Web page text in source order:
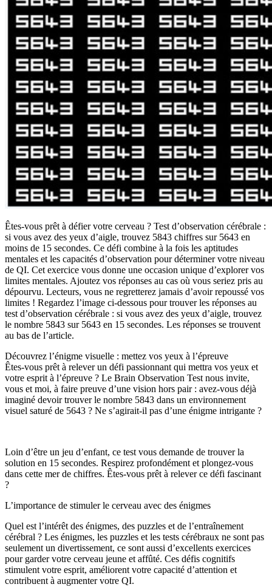
Êtes-vous prêt à défier votre cerveau ? Test d’observation cérébrale :
si vous avez des yeux d’aigle, trouvez 5843 chiffres sur 5643 en
moins de 15 secondes. Ce défi combine à la fois les aptitudes
mentales et les capacités d’observation pour déterminer votre niveau
de QI. Cet exercice vous donne une occasion unique d’explorer vos
limites mentales. Ajoutez vos réponses au cas où vous seriez pris au
dépourvu. Lecteurs, vous ne regretterez jamais d’avoir repoussé vos
limites ! Regardez l’image ci-dessous pour trouver les réponses au
test d’observation cérébrale : si vous avez des yeux d’aigle, trouvez
le nombre 5843 sur 5643 en 15 secondes. Les réponses se trouvent
au bas de l’article.
Découvrez l’énigme visuelle : mettez vos yeux à l’épreuve
Êtes-vous prêt à relever un défi passionnant qui mettra vos yeux et
votre esprit à l’épreuve ? Le Brain Observation Test nous invite,
vous et moi, à faire preuve d’une vision hors pair : avez-vous déjà
imaginé devoir trouver le nombre 5843 dans un environnement
visuel saturé de 5643 ? Ne s’agirait-il pas d’une énigme intrigante ?
Loin d’être un jeu d’enfant, ce test vous demande de trouver la
solution en 15 secondes. Respirez profondément et plongez-vous
dans cette mer de chiffres. Êtes-vous prêt à relever ce défi fascinant
?
L’importance de stimuler le cerveau avec des énigmes
Quel est l’intérêt des énigmes, des puzzles et de l’entraînement
cérébral ? Les énigmes, les puzzles et les tests cérébraux ne sont pas
seulement un divertissement, ce sont aussi d’excellents exercices
pour garder votre cerveau jeune et affûté. Ces défis cognitifs
stimulent votre esprit, améliorent votre capacité d’attention et
contribuent à augmenter votre QI.